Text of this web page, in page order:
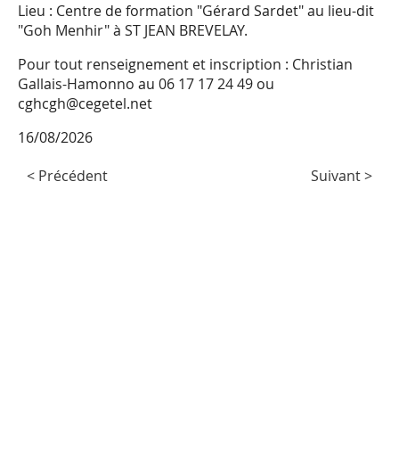
Déclaration prélèvements cervidés
Agenda
Lieu : Centre de formation "Gérard Sardet" au lieu-dit
"Goh Menhir" à ST JEAN BREVELAY.
Pour tout renseignement et inscription : Christian
Gallais-Hamonno au 06 17 17 24 49 ou
cghcgh@cegetel.net
16/08/2026
< Précédent
Suivant >